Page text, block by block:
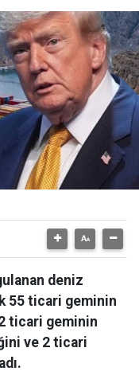
deniz
55 ticari geminin
ticari geminin
ve 2 ticari